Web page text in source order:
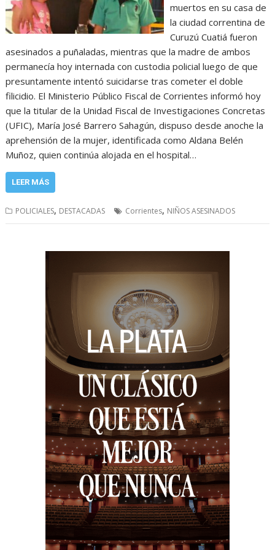
muertos en su casa de
la ciudad correntina de
Curuzú Cuatiá fueron
asesinados a puñaladas, mientras que la madre de ambos
permanecía hoy internada con custodia policial luego de que
presuntamente intentó suicidarse tras cometer el doble
filicidio. El Ministerio Público Fiscal de Corrientes informó hoy
que la titular de la Unidad Fiscal de Investigaciones Concretas
(UFIC), María José Barrero Sahagún, dispuso desde anoche la
aprehensión de la mujer, identificada como Aldana Belén
Muñoz, quien continúa alojada en el hospital…
LEER MÁS
POLICIALES, DESTACADAS Corrientes, NIÑOS ASESINADOS